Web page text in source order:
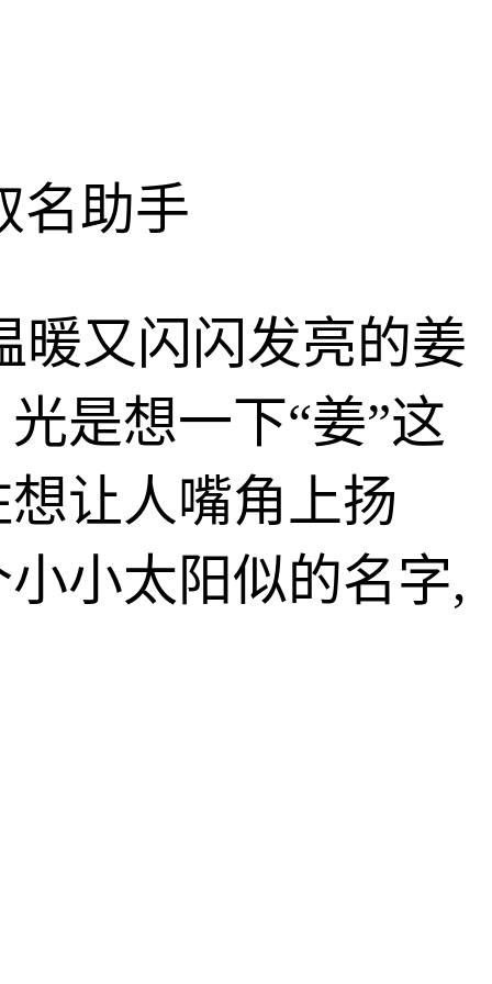
名助手
暖又闪闪发亮的姜
是想一下“姜”这
让人嘴角上扬
小太阳似的名字,